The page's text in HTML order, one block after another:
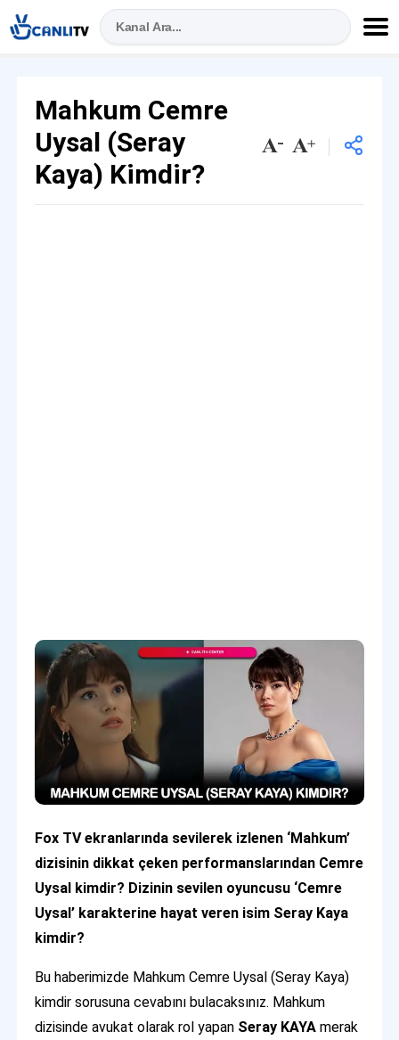
Mahkum Cemre
Uysal (Seray
Kaya) Kimdir?
Fox TV ekranlarında sevilerek izlenen ‘Mahkum’
dizisinin dikkat çeken performanslarından Cemre
Uysal kimdir? Dizinin sevilen oyuncusu ‘Cemre
Uysal’ karakterine hayat veren isim Seray Kaya
kimdir?
Bu haberimizde Mahkum Cemre Uysal (Seray Kaya)
kimdir sorusuna cevabını bulacaksınız. Mahkum
dizisinde avukat olarak rol yapan Seray KAYA merak